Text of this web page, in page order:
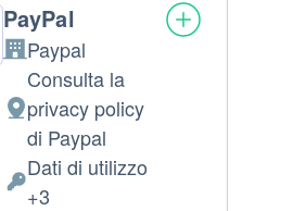
PayPal
Azienda:
Paypal
Luogo del trattamento:
Consulta la
privacy policy
di Paypal
Dati Personali trattati:
Dati di utilizzo
+3